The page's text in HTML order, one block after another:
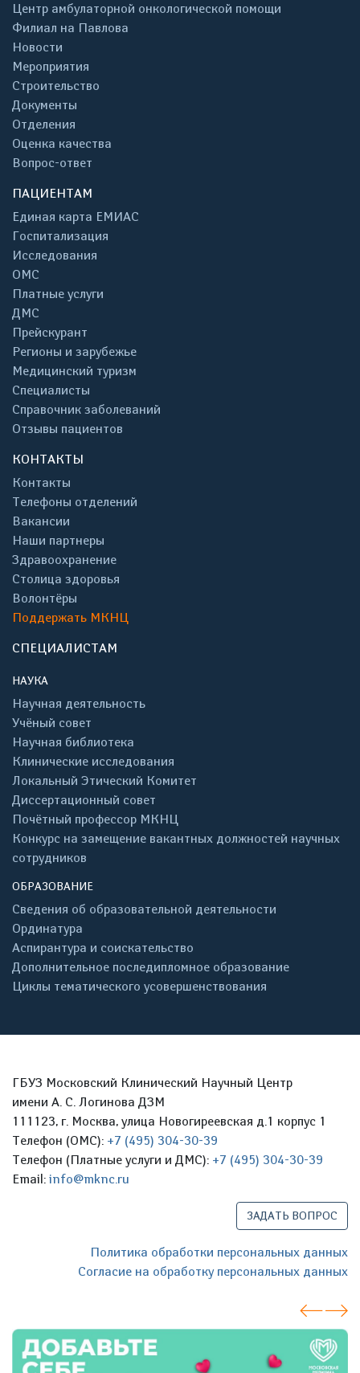
Центр амбулаторной онкологической помощи
Филиал на Павлова
Новости
Мероприятия
Строительство
Документы
Отделения
Оценка качества
Вопрос-ответ
ПАЦИЕНТАМ
Единая карта ЕМИАС
Госпитализация
Исследования
ОМС
Платные услуги
ДМС
Прейскурант
Регионы и зарубежье
Медицинский туризм
Специалисты
Справочник заболеваний
Отзывы пациентов
КОНТАКТЫ
Контакты
Телефоны отделений
Вакансии
Наши партнеры
Здравоохранение
Столица здоровья
Волонтёры
Поддержать МКНЦ
СПЕЦИАЛИСТАМ
НАУКА
Научная деятельность
Учёный совет
Научная библиотека
Клинические исследования
Локальный Этический Комитет
Диссертационный совет
Почётный профессор МКНЦ
Конкурс на замещение вакантных должностей научных
сотрудников
ОБРАЗОВАНИЕ
Сведения об образовательной деятельности
Ординатура
Аспирантура и соискательство
Дополнительное последипломное образование
Циклы тематического усовершенствования
ГБУЗ Московский Клинический Научный Центр
имени А. С. Логинова ДЗМ
111123, г. Москва, улица Новогиреевская д.1 корпус 1
Телефон (ОМС): +7 (495) 304-30-39
Телефон (Платные услуги и ДМС): +7 (495) 304-30-39
Email: info@mknc.ru
ЗАДАТЬ ВОПРОС
Политика обработки персональных данных
Согласие на обработку персональных данных